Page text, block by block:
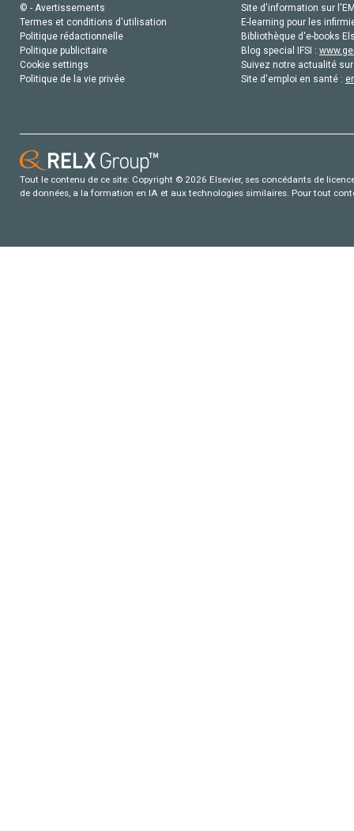
© - Avertissements
Termes et conditions d'utilisation
Politique rédactionnelle
Politique publicitaire
Cookie settings
Politique de la vie privée
Site d'information sur
E-learning pour les
Bibliothèque d'e-books
Blog special IFSI :
Suivez notre actualité
Site d'emploi en santé :
Tout le contenu de ce site: Copyright © 2026 Elsevier, ses concédants de
de données, a la formation en IA et aux technologies similaires. Pour tout